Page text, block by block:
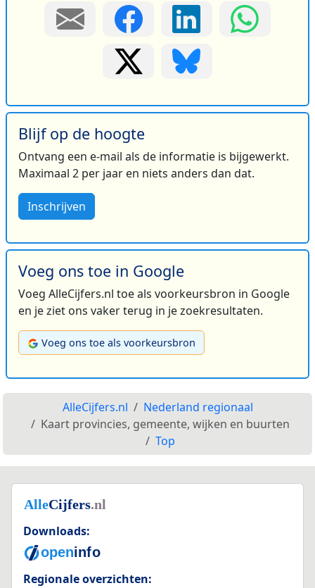
Blijf op de hoogte
Ontvang een e-mail als de informatie is bijgewerkt.
Maximaal 2 per jaar en niets anders dan dat.
Inschrijven
Voeg ons toe in Google
Voeg AlleCijfers.nl toe als voorkeursbron in Google
en je ziet ons vaker terug in je zoekresultaten.
Voeg ons toe als voorkeursbron
AlleCijfers.nl
Nederland regionaal
Kaart provincies, gemeente, wijken en buurten
Top
Downloads:
Regionale overzichten: